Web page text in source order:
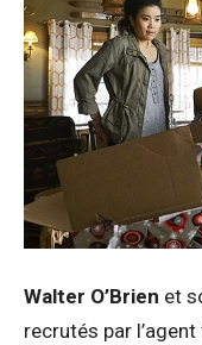
Walter O’Brien et
recrutés par